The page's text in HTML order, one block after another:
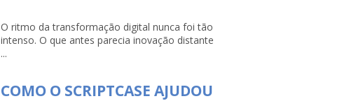
O ritmo da transformação digital nunca foi tão
intenso. O que antes parecia inovação distante
...
COMO O SCRIPTCASE AJUDOU